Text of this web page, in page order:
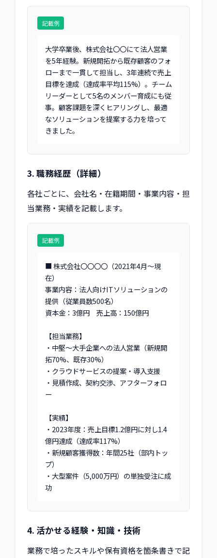
記載例
大学卒業後、株式会社〇〇にて法人営業
を5年経験。新規開拓から既存顧客のフォ
ローまで一貫して担当し、3年連続で売上
目標を達成（達成率平均115%）。チーム
リーダーとして5名のメンバー育成にも従
事。顧客課題を深くヒアリングし、最適
なソリューションを提案する力を培って
きました。
3. 職務経歴（詳細）
各社ごとに、会社名・在籍期間・事業内容・担
当業務・実績を記載します。
記載例
■ 株式会社〇〇〇〇（2021年4月〜現
在）
事業内容：法人向けITソリューションの
提供（従業員数500名）
資本金：3億円　売上高：150億円
【担当業務】
・中堅〜大手企業への法人営業（新規開
拓70%、既存30%）
・クラウドサービスの提案・導入支援
・見積作成、契約交渉、アフターフォロ
ー
【実績】
・2023年度：売上目標1.2億円に対し1.4
億円達成（達成率117%）
・新規顧客獲得数：年間25社（部内トッ
プ）
・大型案件（5,000万円）の単独受注に成
功
4. 活かせる経験・知識・技術
業務で培ったスキルや保有資格を箇条書きで記